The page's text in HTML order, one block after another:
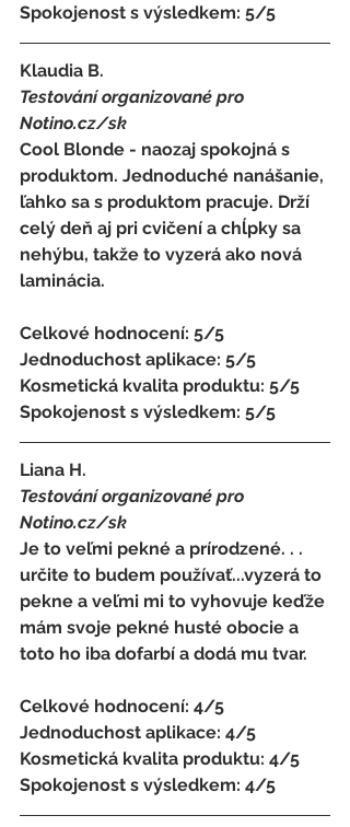
Spokojenost s výsledkem: 5/5
Klaudia B.
Testování organizované pro
Notino.cz/sk
Cool Blonde - naozaj spokojná s
produktom. Jednoduché nanášanie,
ľahko sa s produktom pracuje. Drží
celý deň aj pri cvičení a chĺpky sa
nehýbu, takže to vyzerá ako nová
laminácia.
Celkové hodnocení: 5/5
Jednoduchost aplikace: 5/5
Kosmetická kvalita produktu: 5/5
Spokojenost s výsledkem: 5/5
Liana H.
Testování organizované pro
Notino.cz/sk
Je to veľmi pekné a prírodzené. . .
určite to budem používať...vyzerá to
pekne a veľmi mi to vyhovuje keďže
mám svoje pekné husté obocie a
toto ho iba dofarbí a dodá mu tvar.
Celkové hodnocení: 4/5
Jednoduchost aplikace: 4/5
Kosmetická kvalita produktu: 4/5
Spokojenost s výsledkem: 4/5